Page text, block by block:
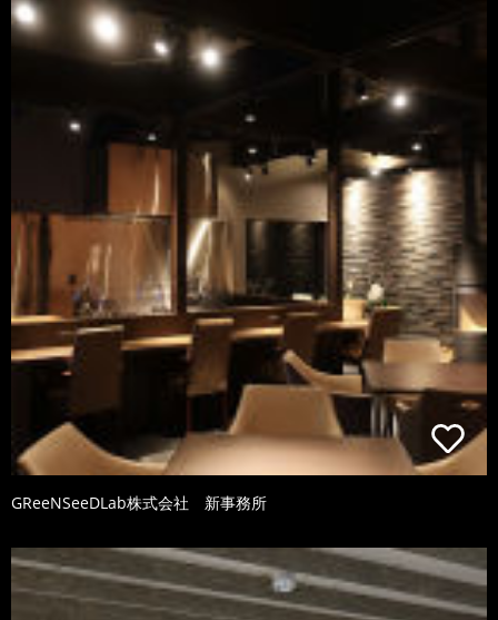
GReeNSeeDLab株式会社 新事務所